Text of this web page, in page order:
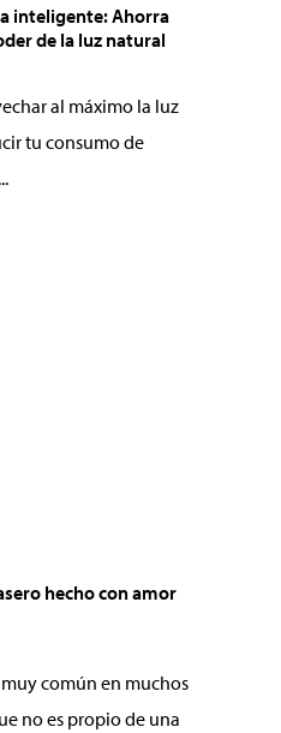
inteligente: Ahorra
de la luz natural
al máximo la luz
tu consumo de
hecho con amor
común en muchos
no es propio de una